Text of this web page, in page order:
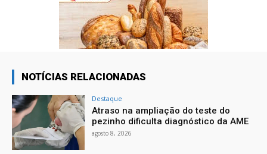
NOTÍCIAS RELACIONADAS
Destaque
Atraso na ampliação do teste do
pezinho dificulta diagnóstico da AME
agosto 8, 2026